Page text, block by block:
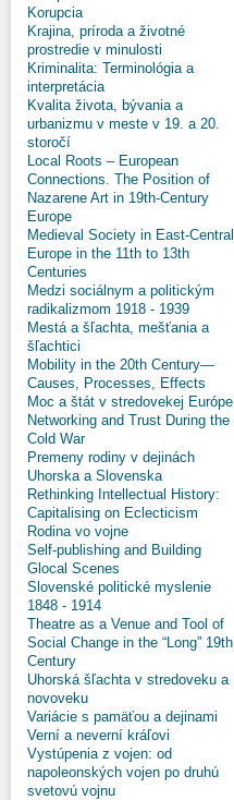
Korupcia
Krajina, príroda a životné
prostredie v minulosti
Kriminalita: Terminológia a
interpretácia
Kvalita života, bývania a
urbanizmu v meste v 19. a 20.
storočí
Local Roots – European
Connections. The Position of
Nazarene Art in 19th-Century
Europe
Medieval Society in East-Central
Europe in the 11th to 13th
Centuries
Medzi sociálnym a politickým
radikalizmom 1918 - 1939
Mestá a šľachta, mešťania a
šľachtici
Mobility in the 20th Century—
Causes, Processes, Effects
Moc a štát v stredovekej Európe
Networking and Trust During the
Cold War
Premeny rodiny v dejinách
Uhorska a Slovenska
Rethinking Intellectual History:
Capitalising on Eclecticism
Rodina vo vojne
Self-publishing and Building
Glocal Scenes
Slovenské politické myslenie
1848 - 1914
Theatre as a Venue and Tool of
Social Change in the “Long” 19th
Century
Uhorská šľachta v stredoveku a
novoveku
Variácie s pamäťou a dejinami
Verní a neverní kráľovi
Vystúpenia z vojen: od
napoleonských vojen po druhú
svetovú vojnu